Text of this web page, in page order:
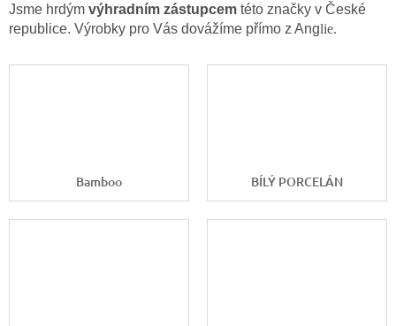
Jsme hrdým výhradním zástupcem této značky v České
republice. Výrobky pro Vás dovážíme přímo z Anglie.
Bamboo BÍLÝ PORCELÁN